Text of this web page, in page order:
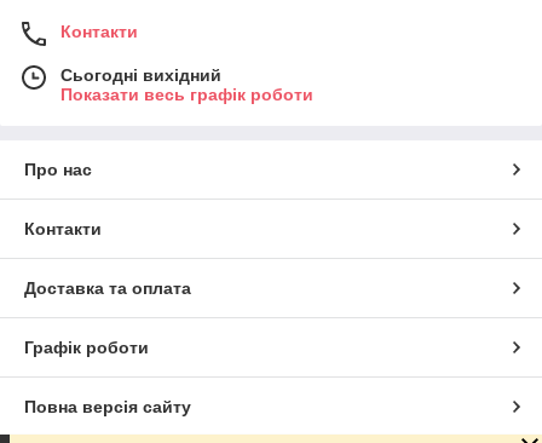
Контакти
Сьогодні вихідний
Показати весь графік роботи
Про нас
Контакти
Доставка та оплата
Графік роботи
Повна версія сайту